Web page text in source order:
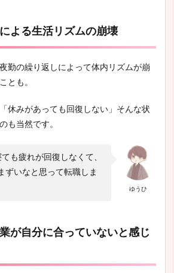
よる生活リズムの崩壊
勤の繰り返しによって体内リズムが崩
とも。
休みがあっても回復しない」そんな状
も当然です。
ゆうひ
も疲れが回復しなくて、
ずいなと思って転職しま
が自分に合っていないと感じ